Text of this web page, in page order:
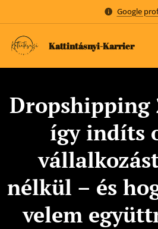
Google
Kattintásnyi-Karrier
Dropshipping
így indíts
nélkül – és
velem